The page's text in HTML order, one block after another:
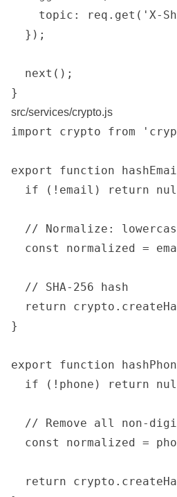
topic: req.get('X-
  });
  next();
src/services/crypto.js
import crypto from
export function
if (!email) return
// Normalize:
const normalized =
  // SHA-256 hash
return
}
export function
if (!phone) return
// Remove all non-
const normalized =
return